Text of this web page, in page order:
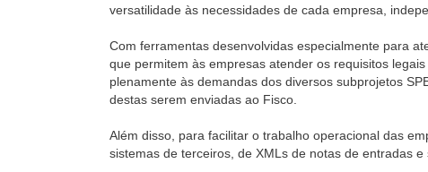
versatilidade às necessidades de cada empresa,
Com ferramentas desenvolvidas especialmente para
que permitem às empresas atender os requisitos
plenamente às demandas dos diversos subprojetos
destas serem enviadas ao Fisco.
Além disso, para facilitar o trabalho operacional das
sistemas de terceiros, de XMLs de notas de entradas